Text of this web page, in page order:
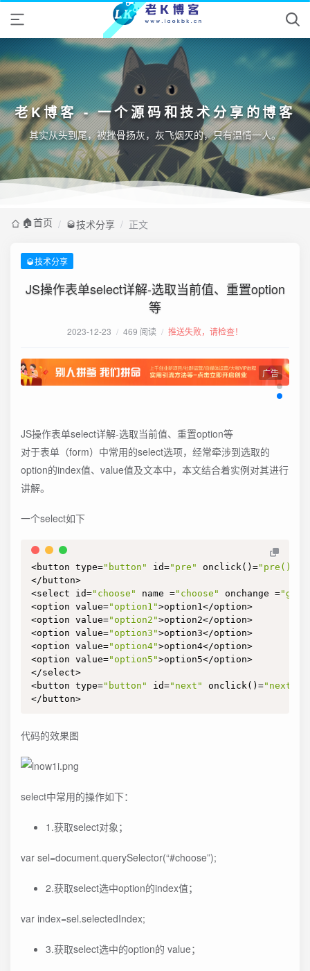
老K博客 - 一个源码和技术分享的博客
其实从头到尾，被挫骨扬灰，灰飞烟灭的，只有温情一人。
🏠️首页 / 🥃技术分享 / 正文
🥃技术分享
JS操作表单select详解-选取当前值、重置option
等
2023-12-23 / 469 阅读 / 推送失败，请检查！
广告
JS操作表单select详解-选取当前值、重置option等
对于表单（form）中常用的select选项，经常牵涉到选取的
option的index值、value值及文本中，本文结合着实例对其进行
讲解。
一个select如下
<button type="button" id="pre" onclick()="pre()"
</button>
<select id="choose" name ="choose" onchange =
<option value="option1">option1</option>
<option value="option2">option2</option>
<option value="option3">option3</option>
<option value="option4">option4</option>
<option value="option5">option5</option>
</select>
<button type="button" id="next" onclick()="next()"
</button>
代码的效果图
select中常用的操作如下：
1.获取select对象；
var sel=document.querySelector(“#choose”);
2.获取select选中option的index值；
var index=sel.selectedIndex;
3.获取select选中的option的 value；